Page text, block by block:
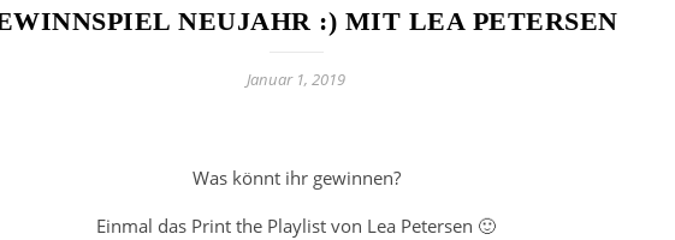
NEUJAHR :) MIT LEA PETERSEN
Januar 1, 2019
Was könnt ihr gewinnen?
Einmal das Print the Playlist von Lea Petersen 🙂